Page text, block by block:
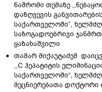
ნაშრომი თემაზე
დაზღვევის
საქართველოში”,
საზოგადოებრივი
ყაზახაშვილი
თამარ მიქაუტაძემ
,,C ჰეპატიტის
საქართველოში“,
მეცნიერებათა დოქტორი